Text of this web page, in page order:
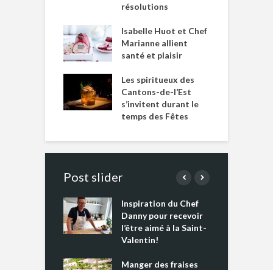
résolutions
Isabelle Huot et Chef
Marianne allient
santé et plaisir
Les spiritueux des
Cantons-de-l’Est
s’invitent durant le
temps des Fêtes
Post slider
Inspiration du Chef
Danny pour recevoir
l’être aimé à la Saint-
Valentin!
Manger des fraises